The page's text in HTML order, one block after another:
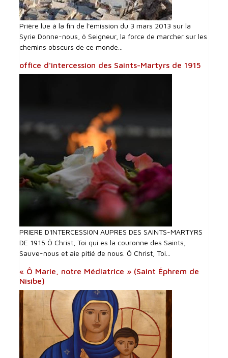
Prière lue à la fin de l'émission du 3 mars 2013 sur la
Syrie Donne-nous, ô Seigneur, la force de marcher sur les
chemins obscurs de ce monde...
office d'intercession des Saints-Martyrs de 1915
PRIERE D'INTERCESSI0N AUPRES DES SAINTS-MARTYRS
DE 1915 Ô Christ, Toi qui es la couronne des Saints,
Sauve-nous et aie pitié de nous. Ô Christ, Toi...
« Ô Marie, notre Médiatrice » (Saint Éphrem de
Nisibe)